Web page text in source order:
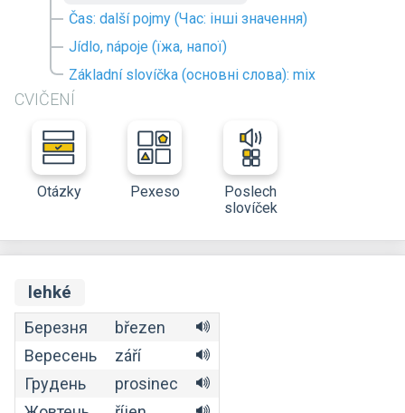
Čas: další pojmy (Час: інші значення)
Jídlo, nápoje (їжа, напої)
Základní slovíčka (основні слова): mix
CVIČENÍ
Otázky Pexeso
Poslech
slovíček
lehké
Березня
březen
Вересень
září
Грудень
prosinec